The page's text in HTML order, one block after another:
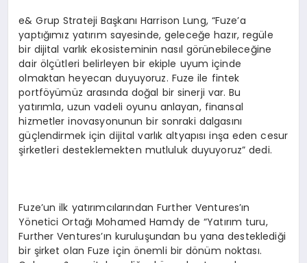
e& Grup Strateji Başkanı Harrison Lung, “Fuze’a
yaptığımız yatırım sayesinde, geleceğe hazır, regüle
bir dijital varlık ekosisteminin nasıl görünebileceğine
dair ölçütleri belirleyen bir ekiple uyum içinde
olmaktan heyecan duyuyoruz. Fuze ile fintek
portföyümüz arasında doğal bir sinerji var. Bu
yatırımla, uzun vadeli oyunu anlayan, finansal
hizmetler inovasyonunun bir sonraki dalgasını
güçlendirmek için dijital varlık altyapısı inşa eden cesur
şirketleri desteklemekten mutluluk duyuyoruz” dedi.
Fuze’un ilk yatırımcılarından Further Ventures’ın
Yönetici Ortağı Mohamed Hamdy de “Yatırım turu,
Further Ventures’ın kuruluşundan bu yana desteklediği
bir şirket olan Fuze için önemli bir dönüm noktası.